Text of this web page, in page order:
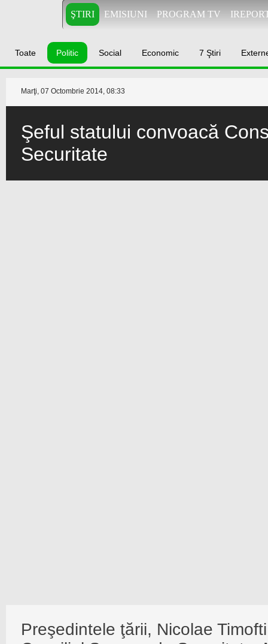
ŞTIRI EMISIUNI PROGRAM TV
Toate Politic Social Economic 7 Ştiri
Marţi, 07 Octombrie 2014, 08:33
Şeful statului convoacă
Securitate
Preşedintele ţării, Nicolae